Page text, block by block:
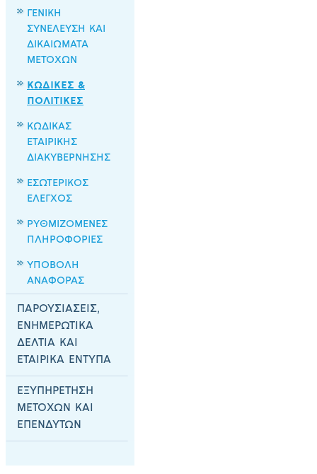
ΓΕΝΙΚΗ
ΣΥΝΕΛΕΥΣΗ ΚΑΙ
ΔΙΚΑΙΩΜΑΤΑ
ΜΕΤΟΧΩΝ
ΚΩΔΙΚΕΣ &
ΠΟΛΙΤΙΚΕΣ
ΚΩΔΙΚΑΣ
ΕΤΑΙΡΙΚΗΣ
ΔΙΑΚΥΒΕΡΝΗΣΗΣ
ΕΣΩΤΕΡΙΚΟΣ
ΕΛΕΓΧΟΣ
ΡΥΘΜΙΖΟΜΕΝΕΣ
ΠΛΗΡΟΦΟΡΙΕΣ
ΥΠΟΒΟΛΗ
ΑΝΑΦΟΡΑΣ
ΠΑΡΟΥΣΙΑΣΕΙΣ,
ΕΝΗΜΕΡΩΤΙΚΑ
ΔΕΛΤΙΑ ΚΑΙ
ΕΤΑΙΡΙΚΑ ΕΝΤΥΠΑ
ΕΞΥΠΗΡΕΤΗΣΗ
ΜΕΤΟΧΩΝ ΚΑΙ
ΕΠΕΝΔΥΤΩΝ